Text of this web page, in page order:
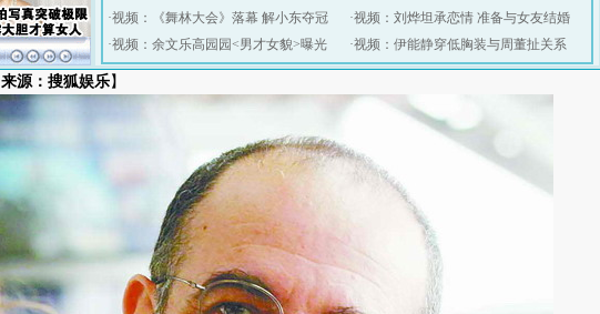
·视频：《舞林大会》落幕 解小东夺冠
·视频：余文乐高园园<男才女貌>曝光
·视频：刘烨坦承恋情 准备与女友结婚
·视频：伊能静穿低胸装与周董扯关系
来源：搜狐娱乐】